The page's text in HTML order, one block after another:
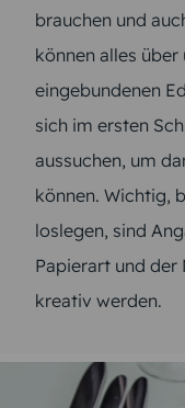
brauchen und
können alles über
eingebundenen
sich im ersten
aussuchen, um
können. Wichtig,
loslegen, sind
Papierart und der
kreativ werden.